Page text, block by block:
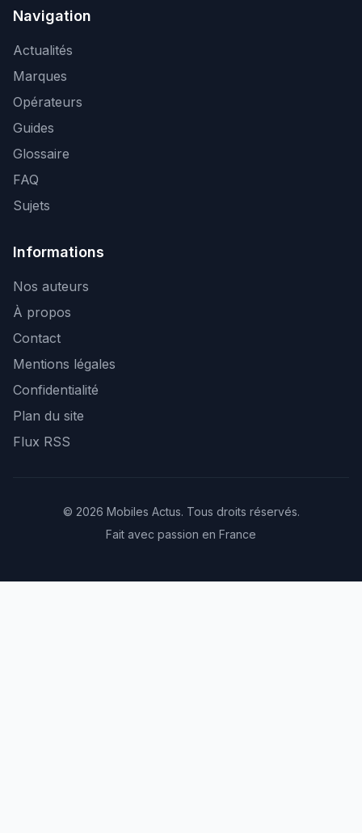
Navigation
Actualités
Marques
Opérateurs
Guides
Glossaire
FAQ
Sujets
Informations
Nos auteurs
À propos
Contact
Mentions légales
Confidentialité
Plan du site
Flux RSS
© 2026 Mobiles Actus. Tous droits réservés.
Fait avec passion en France